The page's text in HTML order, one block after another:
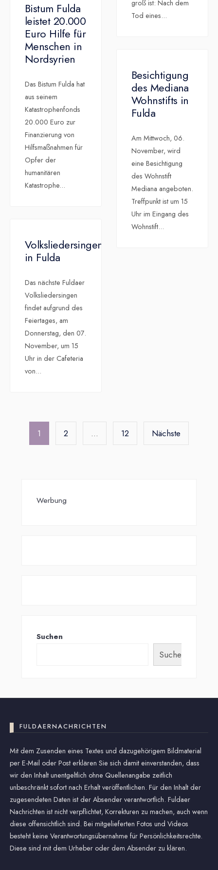
groß ist: Nach dem
Tod eines...
Bistum Fulda
leistet 20.000
Euro Hilfe für
Menschen in
Nordsyrien
Das Bistum Fulda hat
aus seinem
Katastrophenfonds
20.000 Euro zur
Finanzierung von
Hilfsmaßnahmen für
Opfer der
humanitären
Katastrophe...
Besichtigung
des Mediana
Wohnstifts in
Fulda
Am Mittwoch, 06.
November, wird
eine Besichtigung
des Wohnstift
Mediana angeboten.
Treffpunkt ist um 15
Uhr im Eingang des
Wohnstift...
Volksliedersingen
in Fulda
Das nächste Fuldaer
Volksliedersingen
findet aufgrund des
Feiertages, am
Donnerstag, den 07.
November, um 15
Uhr in der Cafeteria
von...
Seitennummerierung
1 2 … 12 Nächste
Werbung
Suchen
Suchen
FULDAERNACHRICHTEN
Mit dem Zusenden eines Textes und dazugehörigem Bildmaterial
per E-Mail oder Post erklären Sie sich damit einverstanden, dass
wir den Inhalt unentgeltlich ohne Quellenangabe zeitlich
unbeschränkt sofort nach Erhalt veröffentlichen. Für den Inhalt der
zugesendeten Daten ist der Absender verantwortlich. Fuldaer
Nachrichten ist nicht verpflichtet, Korrekturen zu machen, auch wenn
diese offensichtlich sind. Bei mitgelieferten Fotos und Videos
besteht keine Verantwortungsübernahme für Persönlichkeitsrechte.
Diese sind mit dem Urheber oder dem Absender zu klären.